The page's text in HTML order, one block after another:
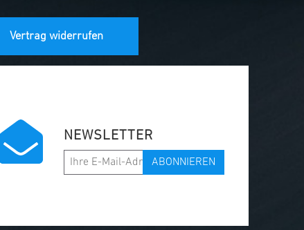
Vertrag widerrufen
NEWSLETTER
ABONNIEREN